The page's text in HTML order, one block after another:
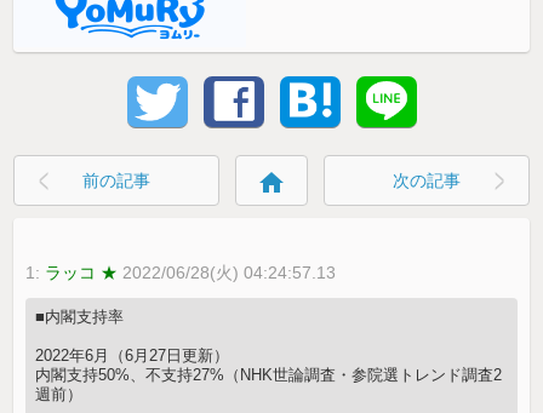
前の記事 home 次の記事
1: ラッコ ★ 2022/06/28(火) 04:24:57.13
■内閣支持率
2022年6月（6月27日更新）
内閣支持50%、不支持27%（NHK世論調査・参院選トレンド調査2
週前）